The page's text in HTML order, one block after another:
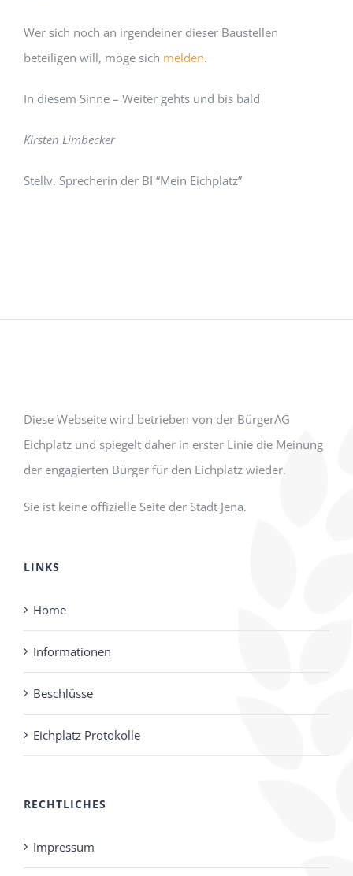
Wer sich noch an irgendeiner dieser Baustellen
beteiligen will, möge sich melden.
In diesem Sinne – Weiter gehts und bis bald
Kirsten Limbecker
Stellv. Sprecherin der BI “Mein Eichplatz”
Diese Webseite wird betrieben von der BürgerAG
Eichplatz und spiegelt daher in erster Linie die Meinung
der engagierten Bürger für den Eichplatz wieder.
Sie ist keine offizielle Seite der Stadt Jena.
LINKS
Home
Informationen
Beschlüsse
Eichplatz Protokolle
RECHTLICHES
Impressum